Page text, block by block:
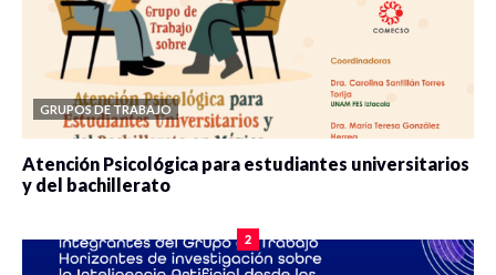
GRUPOS DE TRABAJO
Atención Psicológica para estudiantes universitarios
y del bachillerato
2